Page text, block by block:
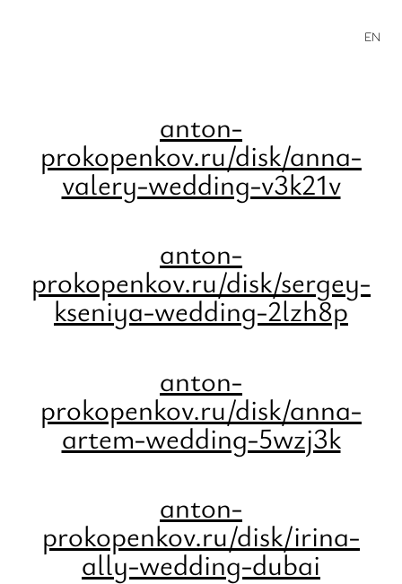
EN
anton-
prokopenkov.ru/disk/anna-
valery-wedding-v3k21v
anton-
prokopenkov.ru/disk/sergey-
kseniya-wedding-2lzh8p
anton-
prokopenkov.ru/disk/anna-
artem-wedding-5wzj3k
anton-
prokopenkov.ru/disk/irina-
ally-wedding-dubai